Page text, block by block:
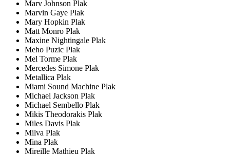
Marv Johnson Plak
Marvin Gaye Plak
Mary Hopkin Plak
Matt Monro Plak
Maxine Nightingale Plak
Meho Puzic Plak
Mel Torme Plak
Mercedes Simone Plak
Metallica Plak
Miami Sound Machine Plak
Michael Jackson Plak
Michael Sembello Plak
Mikis Theodorakis Plak
Miles Davis Plak
Milva Plak
Mina Plak
Mireille Mathieu Plak